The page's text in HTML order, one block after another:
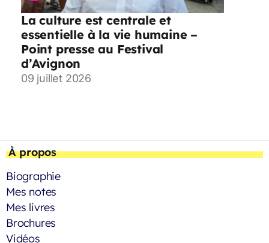
La culture est centrale et
essentielle à la vie humaine –
Point presse au Festival
d’Avignon
09 juillet 2026
À propos
Biographie
Mes notes
Mes livres
Brochures
Vidéos